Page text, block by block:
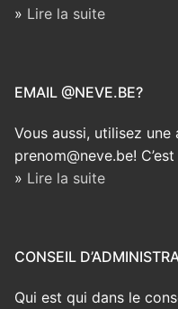
» Lire la suite
EMAIL @NEVE.BE?
Vous aussi, utilisez
prenom@neve.be!
» Lire la suite
CONSEIL
Qui est qui dans le